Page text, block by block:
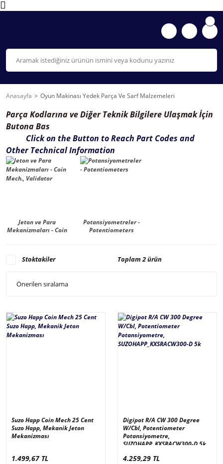
Anasayfa Oyun Makinası Yedek Parça Ve Sarf Malzemeleri
Parça Kodlarına ve Diğer Teknik Bilgilere Ulaşmak İçin
Butona Bas
Click on the Button to Reach Part Codes and
Other Technical Information
Jeton ve Para
Mekanizmaları - Coin
Potansiyometreler -
Potentiometers
Stoktakiler Toplam 2 ürün
Suzo Happ Coin Mech 25 Cent
Suzo Happ, Mekanik Jeton
Mekanizması
1.499,67 TL
Digipot R/A CW 300 Degree
W/Cbl, Potentiometer
Potansiyometre,
SUZOHAPP_KXSRACW300-D 5k
4.259,29 TL